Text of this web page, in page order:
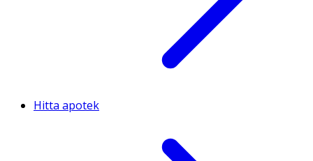
Hitta apotek